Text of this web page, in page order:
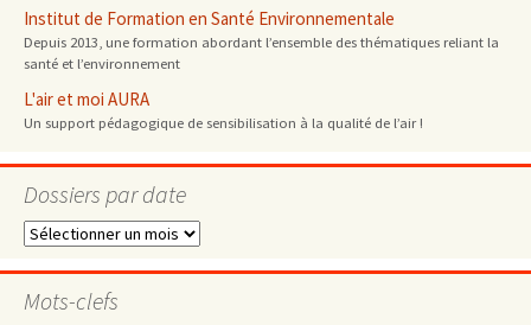
Institut de Formation en Santé Environnementale
Depuis 2013, une formation abordant l’ensemble des thématiques reliant la
santé et l’environnement
L'air et moi AURA
Un support pédagogique de sensibilisation à la qualité de l’air !
Dossiers par date
Dossiers
date
Mots-clefs